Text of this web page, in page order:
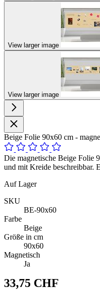
View larger image
View larger image
Beige Folie 90x60 cm -
Die magnetische Beige Folie
und mit Kreide beschreibbar.
Auf Lager
SKU
BE-90x60
Farbe
Beige
Größe in cm
90x60
Magnetisch
Ja
33,75 CHF